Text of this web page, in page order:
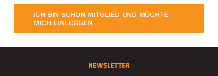
ICH BIN SCHON MITGLIED UND MÖCHTE
MICH EINLOGGEN
NEWSLETTER